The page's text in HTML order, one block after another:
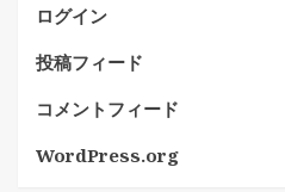
ログイン
投稿フィード
コメントフィード
WordPress.org